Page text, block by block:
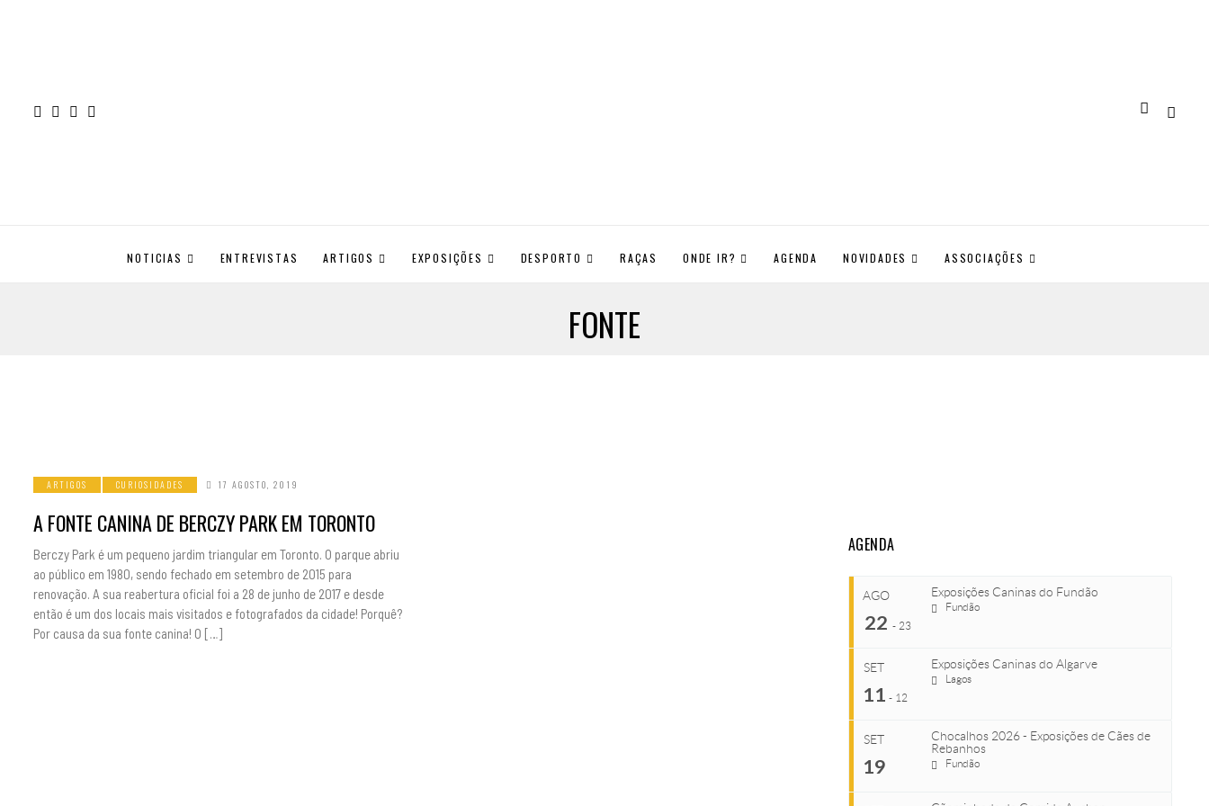
NOTICIAS ENTREVISTAS ARTIGOS EXPOSIÇÕES DESPORTO RAÇAS ONDE IR? AGENDA NOVIDADES ASSOCIAÇÕES
FONTE
ARTIGOS CURIOSIDADES 17 AGOSTO, 2019
A FONTE CANINA DE BERCZY PARK EM TORONTO
Berczy Park é um pequeno jardim triangular em Toronto. O parque abriu
ao público em 1980, sendo fechado em setembro de 2015 para
renovação. A sua reabertura oficial foi a 28 de junho de 2017 e desde
então é um dos locais mais visitados e fotografados da cidade! Porquê?
Por causa da sua fonte canina! O […]
AGENDA
AGO
22 - 23
Exposições Caninas do Fundão
Fundão
Ago 22, 2026
SET
11 - 12
Exposições Caninas do Algarve
Lagos
SET
19
Chocalhos 2026 - Exposições de Cães de
Rebanhos
Fundão